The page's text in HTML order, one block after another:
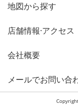
地図から探す
店舗情報·アクセス
会社概要
メールでお問い合